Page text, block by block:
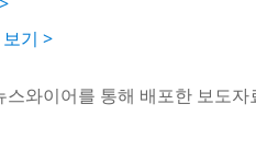
기 >
스와이어를 통해 배포한 보도